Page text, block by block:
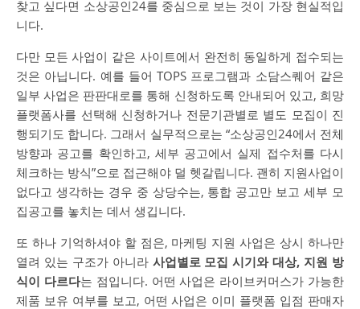
찾고 싶다면 소상공인24를 중심으로 보는 것이 가장 현실적입
니다.
다만 모든 사업이 같은 사이트에서 완전히 동일하게 접수되는
것은 아닙니다. 예를 들어 TOPS 프로그램과 소담스퀘어 같은
일부 사업은 판판대로를 통해 신청하도록 안내되어 있고, 희망
플랫폼사를 선택해 신청하거나 전문기관별로 별도 모집이 진
행되기도 합니다. 그래서 실무적으로는 “소상공인24에서 전체
방향과 공고를 확인하고, 세부 공고에서 실제 접수처를 다시
체크하는 방식”으로 접근해야 덜 헷갈립니다. 괜히 지원사업이
없다고 생각하는 경우 중 상당수는, 통합 공고만 보고 세부 모
집공고를 놓치는 데서 생깁니다.
또 하나 기억하셔야 할 점은, 마케팅 지원 사업은 상시 하나만
열려 있는 구조가 아니라 사업별로 모집 시기와 대상, 지원 방
식이 다르다는 점입니다. 어떤 사업은 라이브커머스가 가능한
제품 보유 여부를 보고, 어떤 사업은 이미 플랫폼 입점 판매자